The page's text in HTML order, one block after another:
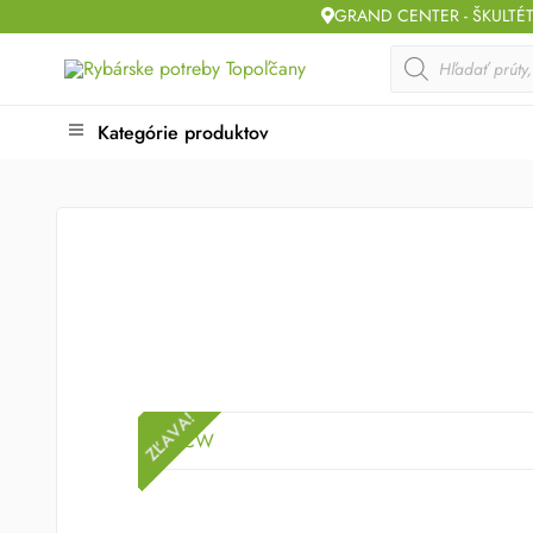
GRAND CENTER -
Products
search
Kategórie produktov
ZĽAVA!
ZĽAVA!